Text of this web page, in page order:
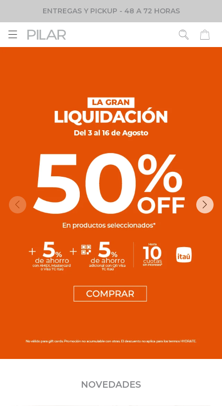
ENTREGAS Y PICKUP - 48 A 72 HORAS

NOVEDADES